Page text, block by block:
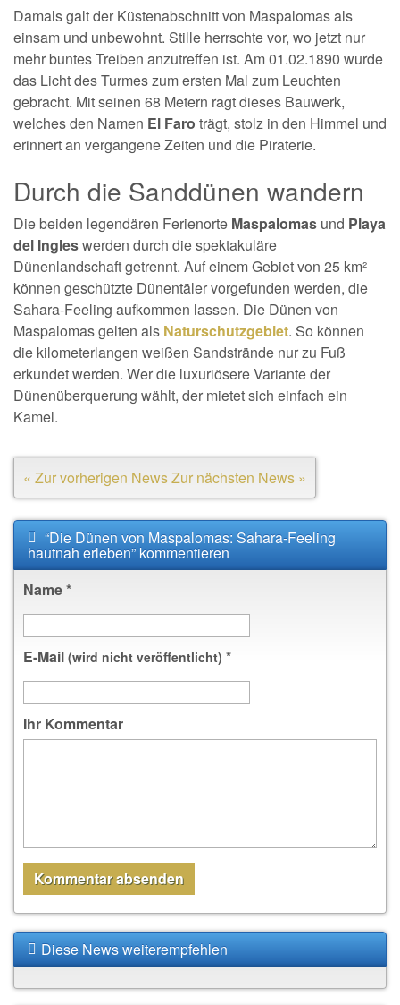
Damals galt der Küstenabschnitt von Maspalomas als
einsam und unbewohnt. Stille herrschte vor, wo jetzt nur
mehr buntes Treiben anzutreffen ist. Am 01.02.1890 wurde
das Licht des Turmes zum ersten Mal zum Leuchten
gebracht. Mit seinen 68 Metern ragt dieses Bauwerk,
welches den Namen El Faro trägt, stolz in den Himmel und
erinnert an vergangene Zeiten und die Piraterie.
Durch die Sanddünen wandern
Die beiden legendären Ferienorte Maspalomas und Playa
del Ingleswerden durch die spektakuläre
Dünenlandschaft getrennt. Auf einem Gebiet von 25 km²
können geschützte Dünentäler vorgefunden werden, die
Sahara-Feeling aufkommen lassen. Die Dünen von
Maspalomas gelten als Naturschutzgebiet. So können
die kilometerlangen weißen Sandstrände nur zu Fuß
erkundet werden. Wer die luxuriösere Variante der
Dünenüberquerung wählt, der mietet sich einfach ein
Kamel.
« Zur vorherigen NewsZur nächsten News »
“Die Dünen von Maspalomas: Sahara-Feeling
hautnah erleben” kommentieren
Name*
E-Mail (wird nicht veröffentlicht) *
Ihr Kommentar
Diese News weiterempfehlen